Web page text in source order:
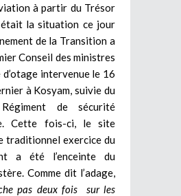
à partir du Trésor
la situation ce jour
de la Transition a
Conseil des ministres
intervenue le 16
à Kosyam, suivie du
de sécurité
Cette fois-ci, le site
traditionnel exercice du
a été l’enceinte du
Comme dit l’adage,
pas deux fois sur les